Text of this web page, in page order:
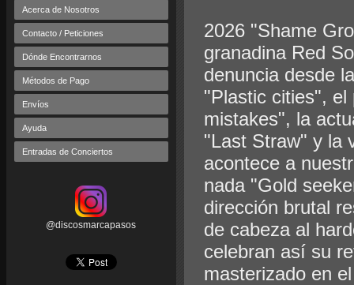
Acerca de Nosotros
Contacto / Peticiones
Dónde Encontrarnos
Métodos de Pago
Envíos
Ayuda
Entradas de Conciertos
@discosmarcapasos
2026 "Shame
granadina Red
denuncia desde
"Plastic cities", el
mistakes", la
"Last Straw" y la
acontece a
nada "Gold
dirección brutal
de cabeza al
celebran así su
masterizado en